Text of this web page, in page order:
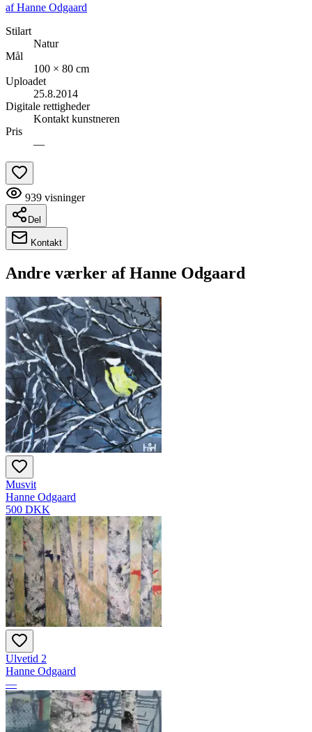
afHanne Odgaard
Stilart
Natur
Mål
100 × 80 cm
Uploadet
25.8.2014
Digitale rettigheder
Kontakt kunstneren
Pris
—
939 visninger
Del
Kontakt
Andre værker afHanne Odgaard
Musvit
Hanne Odgaard
500 DKK
Ulvetid 2
Hanne Odgaard
—